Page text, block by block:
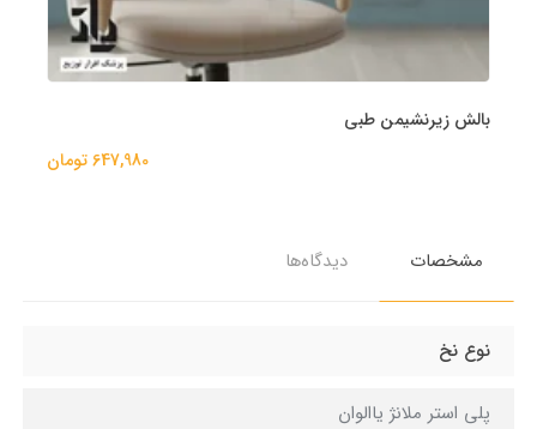
بالش زیرنشیمن طبی
647,980 تومان
مشخصات دیدگاه‌ها
نوع نخ
پلی استر ملانژ یاالوان